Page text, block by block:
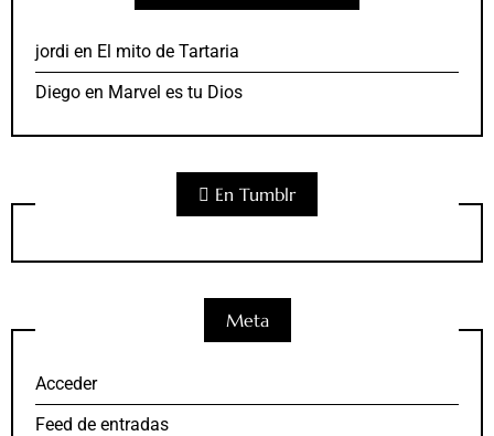
jordi en El mito de Tartaria
Diego en Marvel es tu Dios
En Tumblr
Meta
Acceder
Feed de entradas